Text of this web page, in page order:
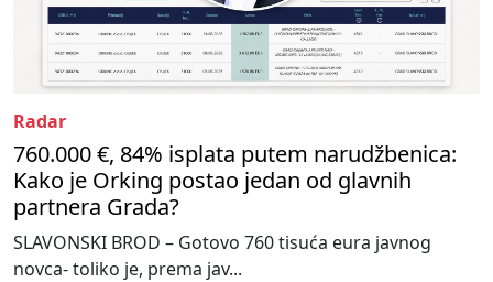
Radar
760.000 €, 84% isplata putem narudžbenica:
Kako je Orking postao jedan od glavnih
partnera Grada?
SLAVONSKI BROD – Gotovo 760 tisuća eura javnog
novca- toliko je, prema jav...